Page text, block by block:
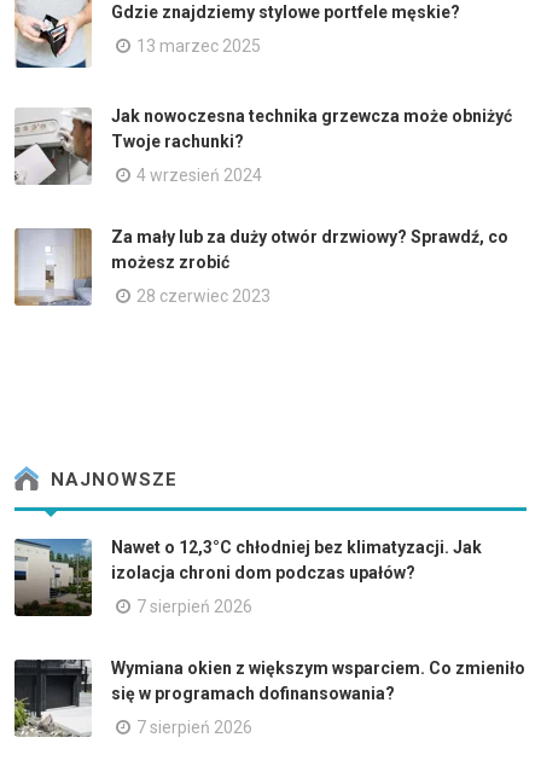
Gdzie znajdziemy stylowe portfele męskie?
13 marzec 2025
Jak nowoczesna technika grzewcza może obniżyć
Twoje rachunki?
4 wrzesień 2024
Za mały lub za duży otwór drzwiowy? Sprawdź, co
możesz zrobić
28 czerwiec 2023
NAJNOWSZE
Nawet o 12,3°C chłodniej bez klimatyzacji. Jak
izolacja chroni dom podczas upałów?
7 sierpień 2026
Wymiana okien z większym wsparciem. Co zmieniło
się w programach dofinansowania?
7 sierpień 2026